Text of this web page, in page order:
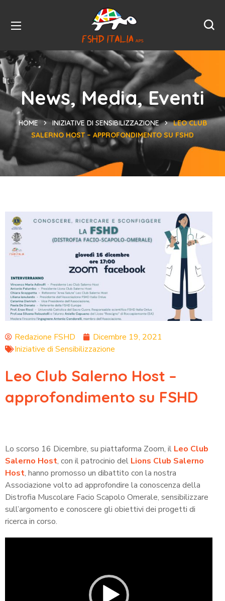
News, Media, Eventi
HOME INIZIATIVE DI SENSIBILIZZAZIONE
LEO CLUB
SALERNO HOST – APPROFONDIMENTO SU FSHD
Redazione FSHD
Dicembre 19, 2021
Iniziative di Sensibilizzazione
Leo Club Salerno Host –
approfondimento su FSHD
Lo scorso 16 Dicembre, su piattaforma Zoom, il Leo Club
Salerno Host, con il patrocinio del Lions Club Salerno
Host, hanno promosso un dibattito con la nostra
Associazione volto ad approfondire la conoscenza della
Distrofia Muscolare Facio Scapolo Omerale, sensibilizzare
sull’argomento e conoscere gli obiettivi dei progetti di
ricerca in corso.